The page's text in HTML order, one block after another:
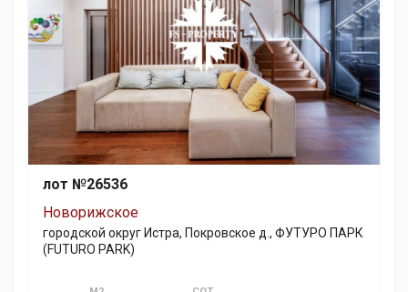
лот №26536
Новорижское
городской округ Истра, Покровское д., ФУТУРО ПАРК
(FUTURO PARK)